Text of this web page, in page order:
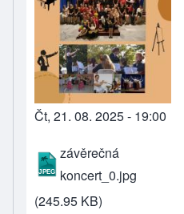
Čt, 21. 08. 2025 - 19:00
závěrečná
koncert_0.jpg
(245.95 KB)